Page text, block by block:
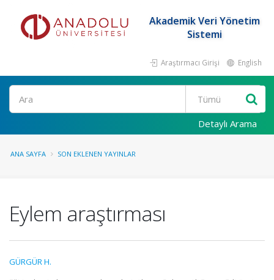
Akademik Veri Yönetim
Sistemi
Araştırmacı Girişi English
Ara
Detaylı Arama
ANA SAYFA SON EKLENEN YAYINLAR
Eylem araştırması
GÜRGÜR H.